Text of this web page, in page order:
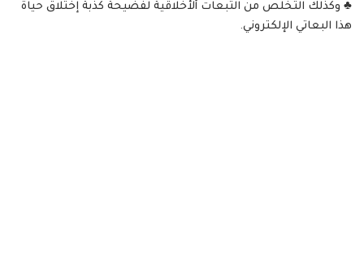
♣️ وكذلك التخلص من التبعات ألأخلاقية لفضيحة كذبة إختلاق حياة
هذا البعاتي الإلكتروني.